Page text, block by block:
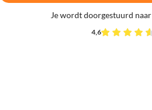
Je wordt doorgestuurd naar
4,6